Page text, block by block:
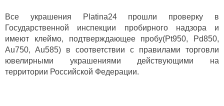
Все украшения Platina24 прошли проверку в
Государственной инспекции пробирного надзора и
имеют клеймо, подтверждающее пробу(Pt950, Pd850,
Au750, Au585) в соответствии с правилами торговли
ювелирными украшениями действующими на
территории Российской Федерации.